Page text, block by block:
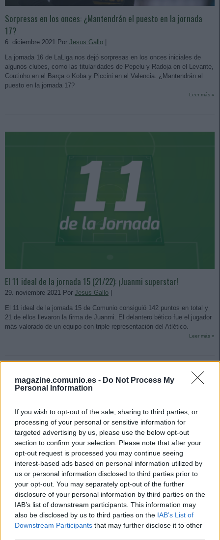
magazine.comunio.es - Do Not Process My
Personal Information
If you wish to opt-out of the sale, sharing to third parties, or
processing of your personal or sensitive information for
targeted advertising by us, please use the below opt-out
section to confirm your selection. Please note that after your
opt-out request is processed you may continue seeing
interest-based ads based on personal information utilized by
us or personal information disclosed to third parties prior to
your opt-out. You may separately opt-out of the further
disclosure of your personal information by third parties on the
IAB’s list of downstream participants. This information may
also be disclosed by us to third parties on the IAB’s List of
Downstream Participants that may further disclose it to other
Sorpresas en los onces: ¿Mantendrán el puesto en la jornada
17?
6. diciembre 2021 Por Jesus Gallo |
La jornada 16 de LaLiga nos dejó sorpresas en los onces iniciales de
algunos clubes, como las titularidades de Pepelu y Radoja en el Levante,
Coutinho en el Barça o Koba y Piccini en el Valencia. ¿Mantendrán el
puesto en la jornada 17?
Leer más »
El 11 ideal de la jornada 15 (21/22): ¡Juanmi superstar!
29. noviembre 2021 Por Jesus Gallo |
El 11 ideal de la jornada 15 de Comunio consiguió 142 puntos en total y
21 de ellos llevaron la firma de Juanmi. El delantero bético fue el jugador
más valorado de un equipo con triple representación del Atlético.
Leer más »
¡A vender! Los perdedores de la jornada 14